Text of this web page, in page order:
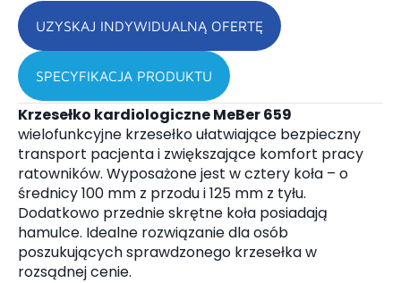
UZYSKAJ INDYWIDUALNĄ OFERTĘ
SPECYFIKACJA PRODUKTU
Krzesełko kardiologiczne MeBer 659
wielofunkcyjne krzesełko ułatwiające bezpieczny
transport pacjenta i zwiększające komfort pracy
ratowników. Wyposażone jest w cztery koła – o
średnicy 100 mm z przodu i 125 mm z tyłu.
Dodatkowo przednie skrętne koła posiadają
hamulce. Idealne rozwiązanie dla osób
poszukujących sprawdzonego krzesełka w
rozsądnej cenie.